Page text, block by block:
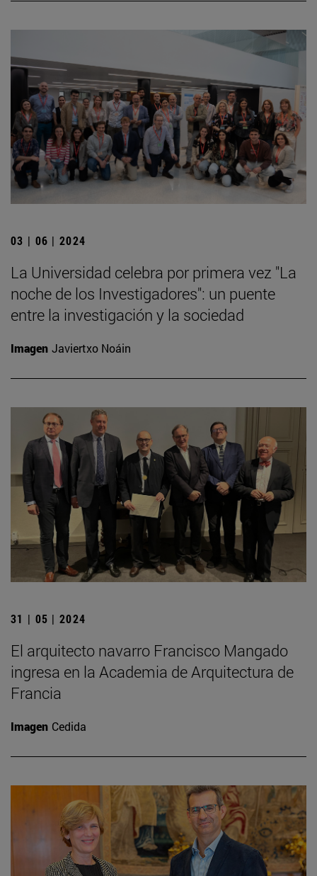
03 | 06 | 2024
La Universidad celebra por primera vez "La
noche de los Investigadores": un puente
entre la investigación y la sociedad
Imagen Javiertxo Noáin
31 | 05 | 2024
El arquitecto navarro Francisco Mangado
ingresa en la Academia de Arquitectura de
Francia
Imagen Cedida